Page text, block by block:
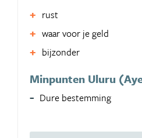
rust
waar voor je geld
bijzonder
Minpunten Uluru
Dure bestemming